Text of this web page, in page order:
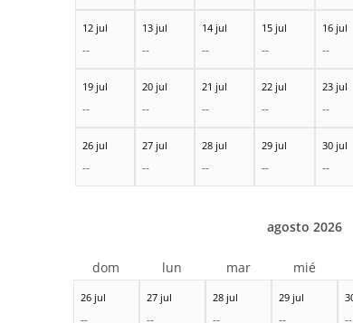
12 jul
--
13 jul
--
14 jul
--
15 jul
--
16 jul
--
19 jul
--
20 jul
--
21 jul
--
22 jul
--
23 jul
--
26 jul
--
27 jul
--
28 jul
--
29 jul
--
30 jul
--
26 jul
--
27 jul
--
28 jul
--
29 jul
-- --
agosto 2026
dom lun mar mié